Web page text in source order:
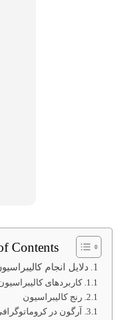
Contents
دلایل انجام
کاربردهای
رنج کالیبراسیون
آرگون در